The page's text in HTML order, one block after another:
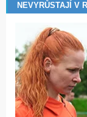
NEVYRŮSTAJÍ V